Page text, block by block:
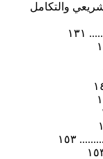
والتكامل